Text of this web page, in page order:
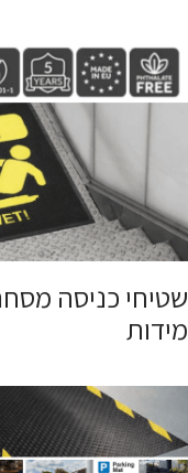
שטיחי כניסה
מידות